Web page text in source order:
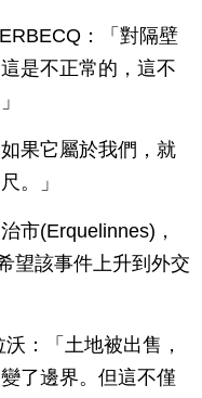
：「對隔壁
是不正常的，這不
果它屬於我們，就
。」
市(Erquelinnes)，
望該事件上升到外交
：「土地被出售，
了邊界。但這不僅